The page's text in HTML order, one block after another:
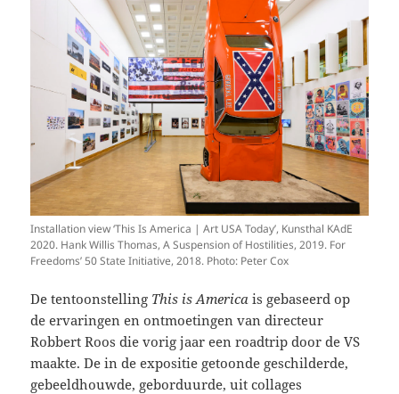
Installation view ‘This Is America | Art USA Today’, Kunsthal KAdE
2020. Hank Willis Thomas, A Suspension of Hostilities, 2019. For
Freedoms’ 50 State Initiative, 2018. Photo: Peter Cox
De tentoonstelling This is America is gebaseerd op
de ervaringen en ontmoetingen van directeur
Robbert Roos die vorig jaar een roadtrip door de VS
maakte. De in de expositie getoonde geschilderde,
gebeeldhouwde, geborduurde, uit collages